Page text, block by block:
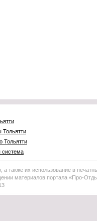
Тольятти
Тольятти
система
также их использование в
материалов портала «Про-